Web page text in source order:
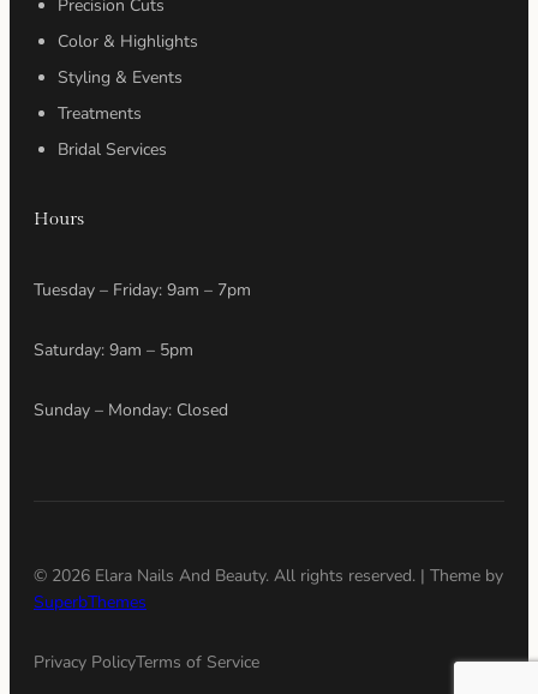
Precision Cuts
Color & Highlights
Styling & Events
Treatments
Bridal Services
Hours
Tuesday – Friday: 9am – 7pm
Saturday: 9am – 5pm
Sunday – Monday: Closed
© 2026 Elara Nails And Beauty. All rights reserved. | Theme by
SuperbThemes
Privacy PolicyTerms of Service